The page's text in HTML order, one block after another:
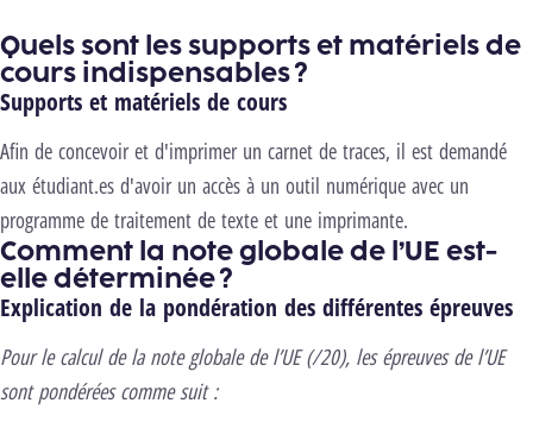
Quels sont les supports et matériels de
cours indispensables ?
Supports et matériels de cours
Afin de concevoir et d'imprimer un carnet de traces, il est demandé
aux étudiant.es d'avoir un accès à un outil numérique avec un
programme de traitement de texte et une imprimante.
Comment la note globale de l’UE est-
elle déterminée ?
Explication de la pondération des différentes épreuves
Pour le calcul de la note globale de l’UE (/20), les épreuves de l’UE
sont pondérées comme suit :